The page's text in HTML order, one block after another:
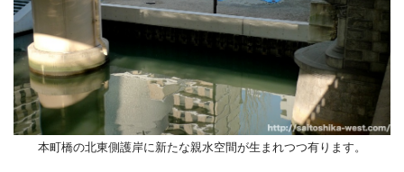
本町橋の北東側護岸に新たな親水空間が生まれつつ有ります。